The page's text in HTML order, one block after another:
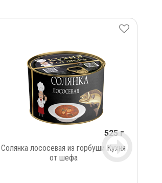
525 г
Солянка лососевая из горбуши Кухня
от шефа